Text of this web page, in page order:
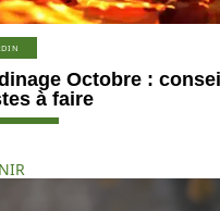
Octobre :
à faire